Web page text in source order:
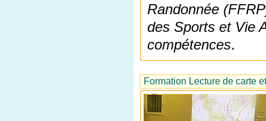
Randonnée
des Sports et Vie
compétences.
Formation Lecture de carte